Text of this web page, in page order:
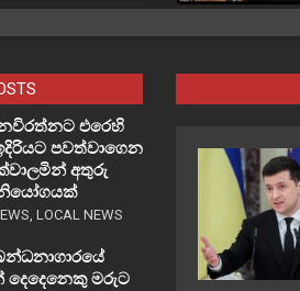
එරෙහි
පවත්වාගෙන
අතුරු
, LOCAL NEWS
දෙදෙනෙකු මරුට